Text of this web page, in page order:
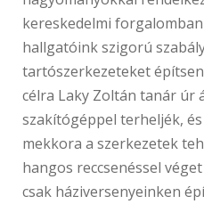
kereskedelmi
hallgatóink szigorú
tartószerkezeteket
célra Laky Zoltán tanár úr
szakítógéppel terheljék,
mekkora a szerkezetek
hangos reccsenéssel
csak háziversenyeinken